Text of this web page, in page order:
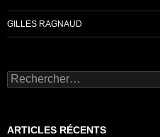
GILLES RAGNAUD
Rechercher :
ARTICLES RÉCENTS